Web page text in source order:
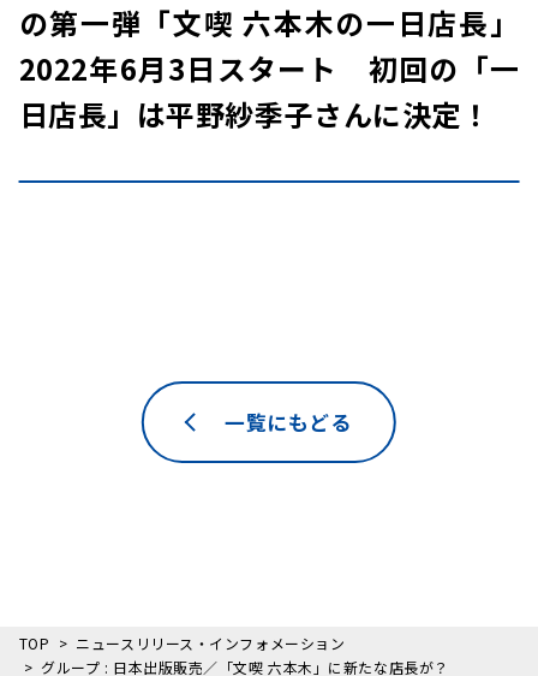
の第一弾「文喫 六本木の一日店長」
2022年6月3日スタート 初回の「一
日店長」は平野紗季子さんに決定！
一覧にもどる
TOP
ニュースリリース・インフォメーション
グループ : 日本出版販売／「文喫 六本木」に新たな店長が？